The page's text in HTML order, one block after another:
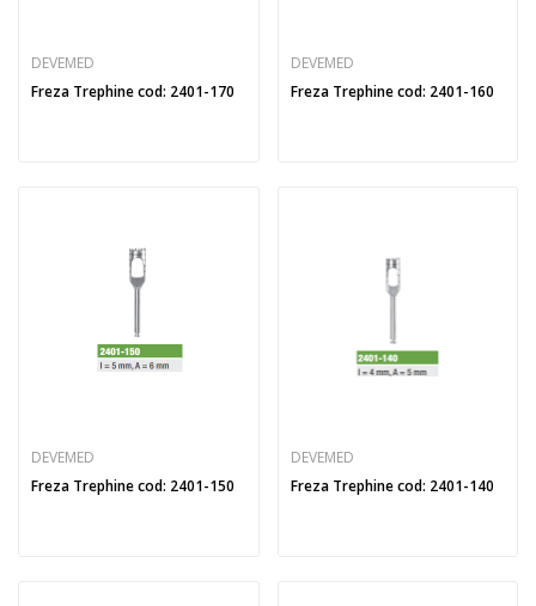
DEVEMED
Freza Trephine cod: 2401-170
DEVEMED
Freza Trephine cod: 2401-160
DEVEMED
Freza Trephine cod: 2401-150
DEVEMED
Freza Trephine cod: 2401-140